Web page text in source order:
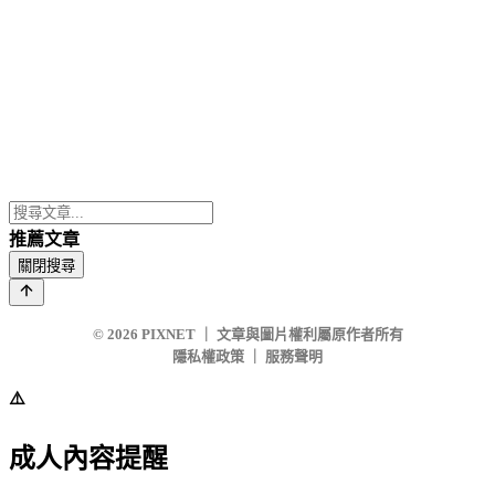
推薦文章
關閉搜尋
© 2026 PIXNET
文章與圖片權利屬原作者所有
隱私權政策
服務聲明
⚠️
成人內容提醒